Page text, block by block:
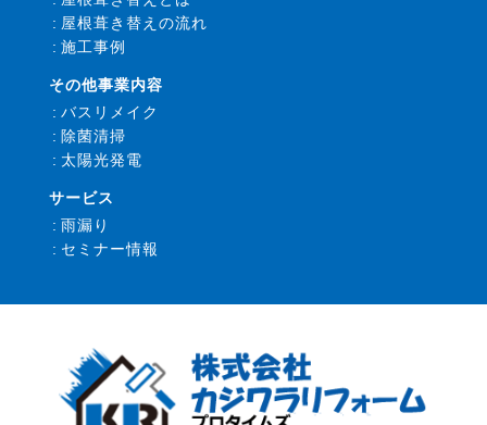
屋根葺き替えの流れ
施工事例
その他事業内容
バスリメイク
除菌清掃
太陽光発電
サービス
雨漏り
セミナー情報